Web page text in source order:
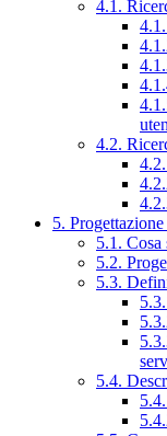
4.1.
4.2.
5.
5.1.
5.2.
5.3.
5.4.